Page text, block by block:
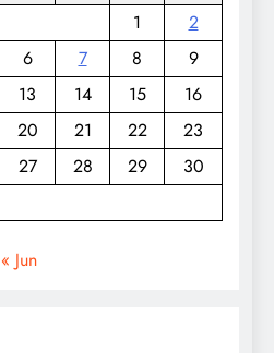
1
2
6 7 8
9
13 14 15
16
20 21 22
23
27 28 29
30
« Jun